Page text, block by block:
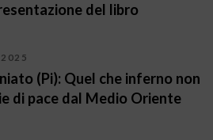
del libro
(Pi): Quel che inferno non
di pace dal Medio Oriente